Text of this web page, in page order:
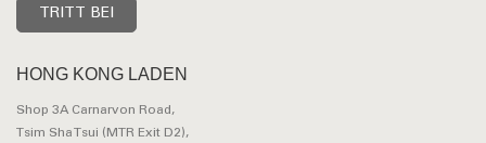
HONG KONG LADEN
Shop 3A Carnarvon Road,
Tsim Sha Tsui (MTR Exit D2),